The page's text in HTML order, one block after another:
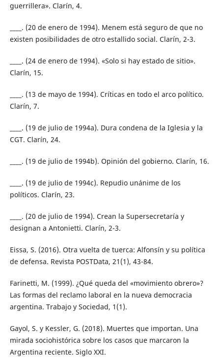
guerrillera». Clarín, 4.
____. (20 de enero de 1994). Menem está seguro de que no
existen posibilidades de otro estallido social. Clarín, 2-3.
____. (24 de enero de 1994). «Solo si hay estado de sitio».
Clarín, 15.
____. (13 de mayo de 1994). Críticas en todo el arco político.
Clarín, 7.
____. (19 de julio de 1994a). Dura condena de la Iglesia y la
CGT. Clarín, 24.
____. (19 de julio de 1994b). Opinión del gobierno. Clarín, 16.
____. (19 de julio de 1994c). Repudio unánime de los
políticos. Clarín, 23.
____. (20 de julio de 1994). Crean la Supersecretaría y
designan a Antonietti. Clarín, 2-3.
Eissa, S. (2016). Otra vuelta de tuerca: Alfonsín y su política
de defensa. Revista POSTData, 21(1), 43-84.
Farinetti, M. (1999). ¿Qué queda del «movimiento obrero»?
Las formas del reclamo laboral en la nueva democracia
argentina. Trabajo y Sociedad, 1(1).
Gayol, S. y Kessler, G. (2018). Muertes que importan. Una
mirada sociohistórica sobre los casos que marcaron la
Argentina reciente. Siglo XXI.